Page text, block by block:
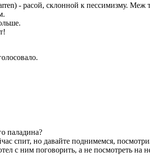
- расой, склонной к пессимизму. Меж
паладина?
спит, но давайте поднимемся,
с ним поговорить, а не посмотреть на